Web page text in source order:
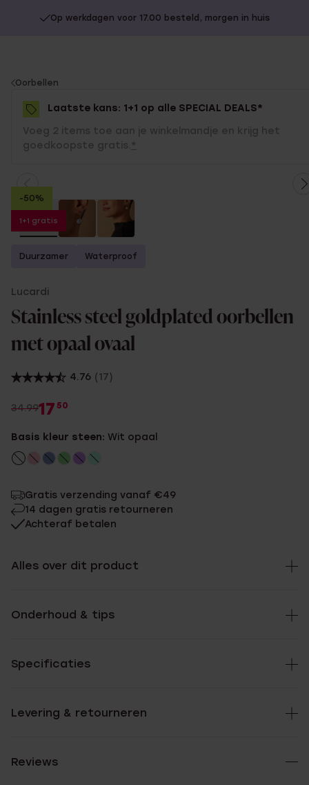
Op werkdagen voor 17.00 besteld, morgen in huis
You
are
here:
Oorbellen
Laatste kans: 1+1 op alle SPECIAL DEALS*
Voeg 2 items toe aan je winkelmandje en krijg het
goedkoopste gratis. *
-50%
1+1 gratis
Duurzamer Waterproof
Lucardi
Stainless steel goldplated oorbellen
met opaal ovaal
4.76 (17)
34.9917 50
Basis kleur steen: Wit opaal
Gratis verzending vanaf €49
14 dagen gratis retourneren
Achteraf betalen
Alles over dit product
Onderhoud & tips
Specificaties
Levering & retourneren
Reviews